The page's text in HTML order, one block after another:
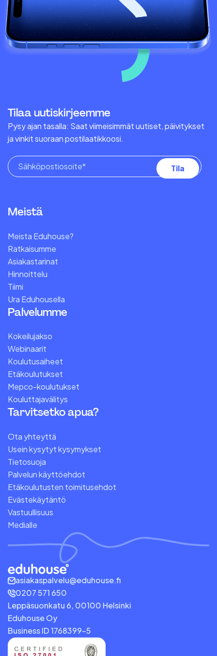
Tilaa uutiskirjeemme
Pysy ajan tasalla: Saat viimeisimmät uutiset, päivitykset
ja vinkit suoraan postilaatikkoosi.
asiakaspalvelu@eduhouse.fi
0207 571 650
Leppäsuonkatu 6, 00100 Helsinki
Eduhouse Oy
Business ID 1768399-5
Meistä
Meista Eduhouse?
Ratkaisumme
Asiakastarinat
Hinnoittelu
Tiimi
Ura Eduhousella
Palvelumme
Kokeilujakso
Webinaarit
Koulutusaiheet
Etäkoulutukset
Mepco-koulutukset
Kouluttajavälitys
Tarvitsetko apua?
Ota yhteyttä
Usein kysytyt kysymykset
Tietosuoja
Palvelun käyttöehdot
Etäkoulutusten toimitusehdot
Evästekäytäntö
Vastuullisuus
Medialle